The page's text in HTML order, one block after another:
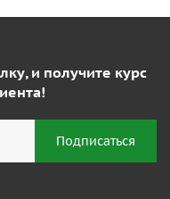
и получите курс